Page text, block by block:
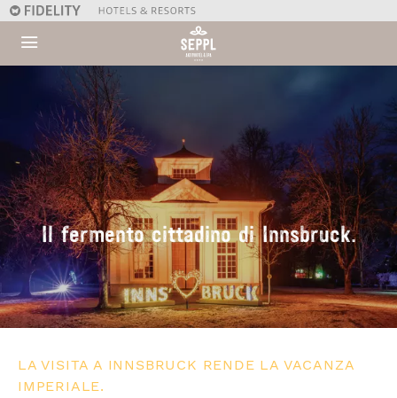
Il fermento cittadino di Innsbruck.
LA VISITA A INNSBRUCK RENDE LA VACANZA
IMPERIALE.